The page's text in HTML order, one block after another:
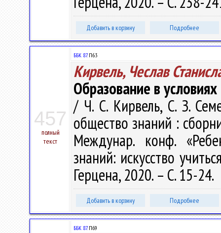
Добавить в корзину Подробнее
457
полный
текст
ББК 87.П63
Кирвель, Чеслав
Образование в
/ Ч. С. Кирвель, С. З.
общество знаний :
Междунар. конф.
знаний: искусство
Герцена, 2020. – С. 15-24.
Добавить в корзину Подробнее
ББК 87.П69